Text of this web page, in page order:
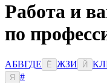
Работа и
по
АБВГДЕ Ё ЖЗИ Й КЛ
Я
#